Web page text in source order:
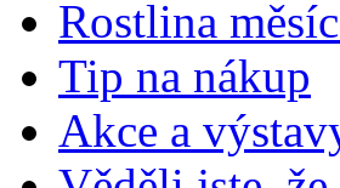
Rostlina
Tip na nákup
Akce a